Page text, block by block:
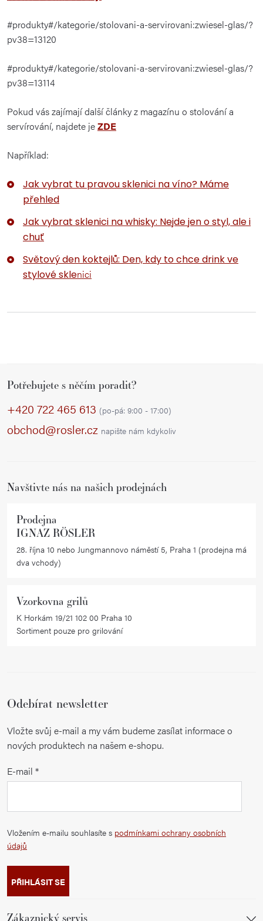
#produkty#/kategorie/stolovani-a-servirovani:zwiesel-glas/?
pv38=13120
#produkty#/kategorie/stolovani-a-servirovani:zwiesel-glas/?
pv38=13114
Pokud vás zajímají další články z magazínu o stolování a
servírování, najdete jeZDE
Například:
Jak vybrat tu pravou sklenici na víno? Máme
přehled
Jak vybrat sklenici na whisky: Nejde jen o styl, ale i
chuť
Světový den koktejlů: Den, kdy to chce drink ve
stylové sklenici
Potřebujete s něčím poradit?
+420 722 465 613 (po-pá: 9:00 - 17:00)
obchod@rosler.cz napište nám kdykoliv
Navštivte nás na našich prodejnách
Prodejna
IGNAZ RÖSLER
28. října 10 nebo Jungmannovo náměstí 5, Praha 1 (prodejna má
dva vchody)
Vzorkovna grilů
K Horkám 19/21 102 00 Praha 10
Sortiment pouze pro grilování
Odebírat newsletter
Vložte svůj e-mail a my vám budeme zasílat informace o
nových produktech na našem e-shopu.
E-mail
Vložením e-mailu souhlasíte s podmínkami ochrany osobních
údajů
PŘIHLÁSIT SE
Zákaznický servis